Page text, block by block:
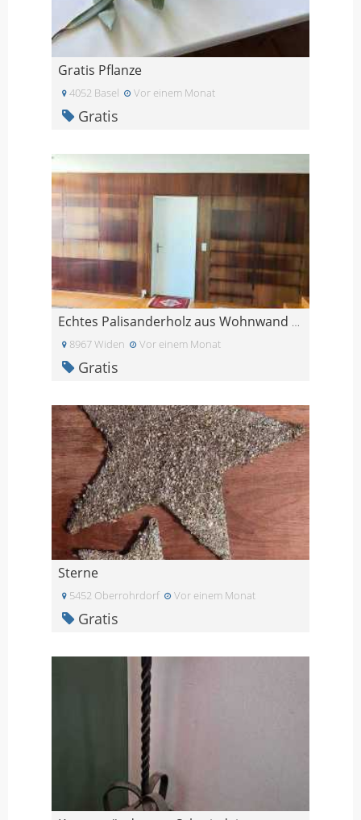
Gratis Pflanze
4052 Basel Vor einem Monat
Gratis
Echtes Palisanderholz aus Wohnwand Paneele Tafeln
8967 Widen Vor einem Monat
Gratis
Sterne
5452 Oberrohrdorf Vor einem Monat
Gratis